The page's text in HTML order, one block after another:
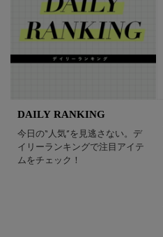
DAILY RANKING
今日の“人気”を見逃さない。デ
イリーランキングで注目アイテ
ムをチェック！